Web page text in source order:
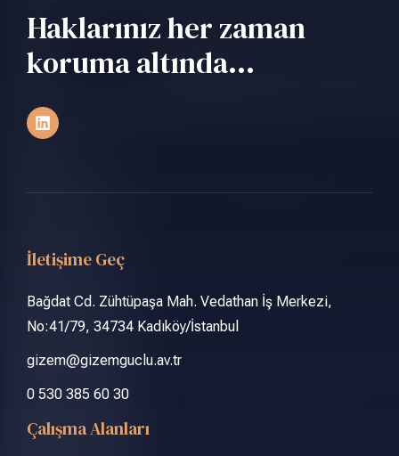
Haklarınız her zaman
koruma altında...
İletişime Geç
Bağdat Cd. Zühtüpaşa Mah. Vedathan İş Merkezi,
No:41/79, 34734 Kadıköy/İstanbul
gizem@gizemguclu.av.tr
0 530 385 60 30
Çalışma Alanları